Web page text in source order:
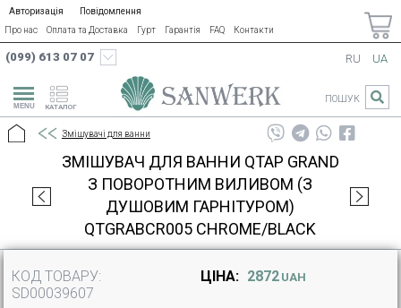
Авторизація
Повідомлення
Про нас
Оплата та Доставка Гурт Гарантія FAQ Контакти
(099) 613 07 07
КАТАЛОГ
RU UA
ПОШУК
Змішувачі для ванни
ЗМІШУВАЧ ДЛЯ ВАННИ QTAP GRAND
З ПОВОРОТНИМ ВИЛИВОМ (З
ДУШОВИМ ГАРНІТУРОМ)
QTGRABCR005 CHROME/BLACK
КОД ТОВАРУ:
SD00039607
ЦІНА: 2872 UAH